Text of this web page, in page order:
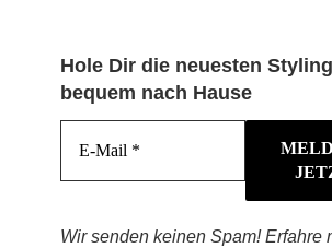
Hole Dir die neuesten
bequem nach Hause
Wir senden keinen Spam! Erfahre